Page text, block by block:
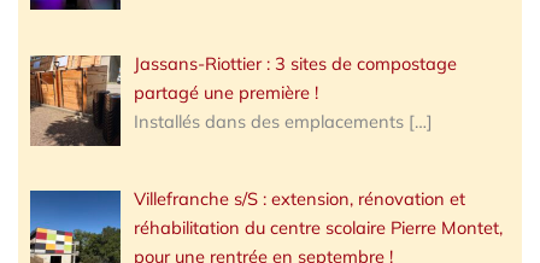
Jassans-Riottier : 3 sites de compostage
partagé une première !
Installés dans des emplacements […]
Villefranche s/S : extension, rénovation et
réhabilitation du centre scolaire Pierre Montet,
pour une rentrée en septembre !